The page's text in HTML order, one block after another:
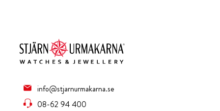
info@stjarnurmakarna.se
08-62 94 400